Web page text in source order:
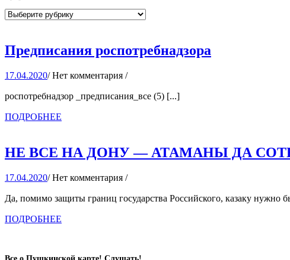
Рубрики
Предписания роспотребнадзора
17.04.202017.04.2020
/ Нет комментария /
роспотребнадзор _предписания_все (5) [...]
ПОДРОБНЕЕ
НЕ ВСЕ НА ДОНУ — АТАМАНЫ ДА
17.04.202017.04.2020
/ Нет комментария /
Да, помимо защиты границ государства Российского, казаку нужно
ПОДРОБНЕЕ
Все о Пушкинской карте! Слушать!